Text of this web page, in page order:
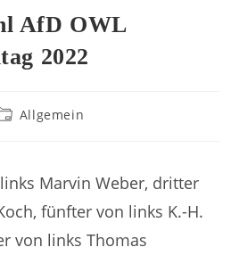
AfD OWL
2022
Allgemein
Marvin Weber, dritter
fünfter von links K.-H.
von links Thomas